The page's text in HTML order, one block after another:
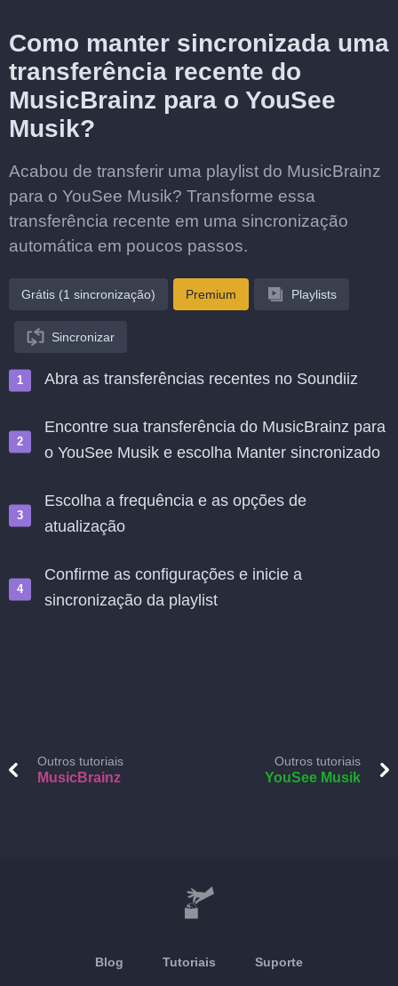
Como manter sincronizada uma
transferência recente do
MusicBrainz para o YouSee
Musik?
Acabou de transferir uma playlist do MusicBrainz
para o YouSee Musik? Transforme essa
transferência recente em uma sincronização
automática em poucos passos.
Grátis (1 sincronização) Premium Playlists
Sincronizar
Abra as transferências recentes no Soundiiz
Encontre sua transferência do MusicBrainz para
o YouSee Musik e escolha Manter sincronizado
Escolha a frequência e as opções de
atualização
Confirme as configurações e inicie a
sincronização da playlist
Outros tutoriais
MusicBrainz
Outros tutoriais
YouSee Musik
Blog Tutoriais Suporte